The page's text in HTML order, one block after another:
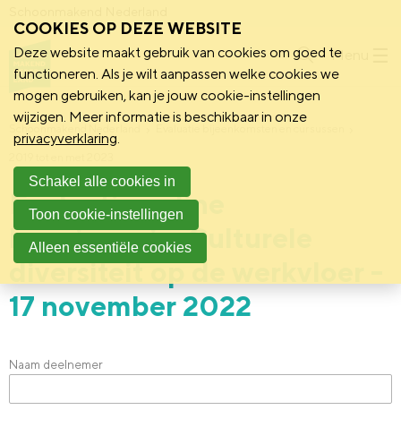
Menu
Schoonmakend Nederland
Evaluatie online
kennissessie: Culturele
diversiteit op de werkvloer -
17 november 2022
Naam deelnemer
COOKIES OP DEZE WEBSITE
Deze website maakt gebruik van cookies om goed te
functioneren. Als je wilt aanpassen welke cookies we
mogen gebruiken, kan je jouw cookie-instellingen
wijzigen. Meer informatie is beschikbaar in onze
privacyverklaring.
Schakel alle cookies in
Toon cookie-instellingen
Alleen essentiële cookies